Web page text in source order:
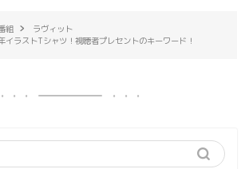
組
ラヴィット
イラストTシャツ！視聴者プレセントのキーワード！